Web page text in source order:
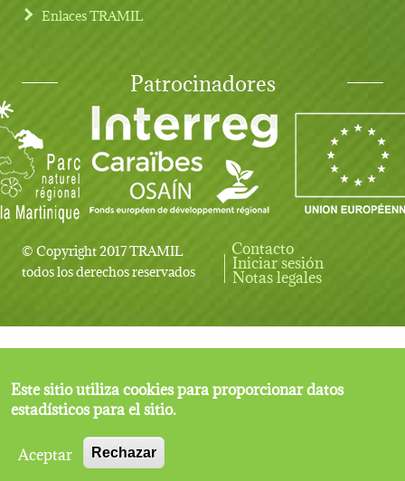
Enlaces TRAMIL
Patrocinadores
© Copyright 2017 TRAMIL
todos los derechos reservados
User account menu
Contacto
Iniciar sesión
Notas legales
Este sitio utiliza cookies para proporcionar datos
estadísticos para el sitio.
Aceptar
Rechazar